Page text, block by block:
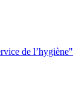
de l’hygiène"